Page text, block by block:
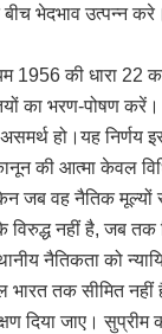
भेदभाव उत्पन्न
1956 की धारा
का भरण-पोषण
हो।यह
की आत्मा केवल
जब वह नैतिक
विरुद्ध नहीं है, जब
नैतिकता को
तक सीमित
दिया जाए।